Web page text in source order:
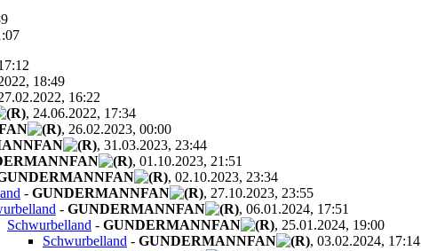
18:49
16:22
, 24.06.2022, 17:34
, 26.02.2023, 00:00
, 31.03.2023, 23:44
, 01.10.2023, 21:51
, 02.10.2023, 23:34
- GUNDERMANNFAN
, 27.10.2023, 23:55
- GUNDERMANNFAN
, 06.01.2024, 17:51
Schwurbelland - GUNDERMANNFAN
, 25.01.2024, 19:00
Schwurbelland - GUNDERMANNFAN
, 03.02.2024, 17:14